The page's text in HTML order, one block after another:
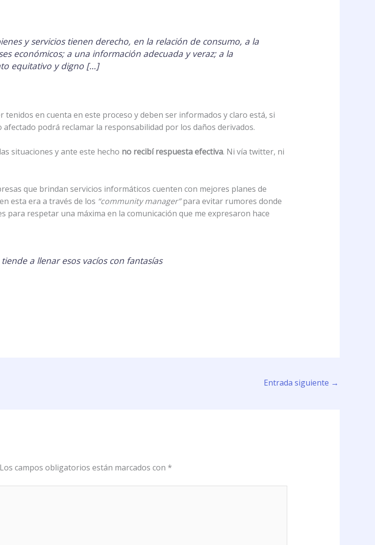
y servicios tienen derecho, en la relación de consumo, a la
económicos; a una información adecuada y veraz; a la
equitativo y digno […]
en cuenta en este proceso y deben ser informados y claro está, si
podrá reclamar la responsabilidad por los daños derivados.
situaciones y ante este hecho no recibí respuesta efectiva. Ni vía twitter, ni
que brindan servicios informáticos cuenten con mejores planes de
esta era a través de los “community manager”para evitar rumores donde
para respetar una máxima en la comunicación que me expresaron hace
a llenar esos vacíos con fantasías
Entrada siguiente →
Los campos obligatorios están marcados con *